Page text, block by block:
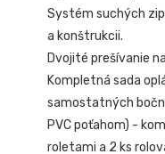
Systém suchých
a konštrukcii.
Dvojité prešívanie
Kompletná sada
samostatných
PVC poťahom) -
roletami a 2 ks